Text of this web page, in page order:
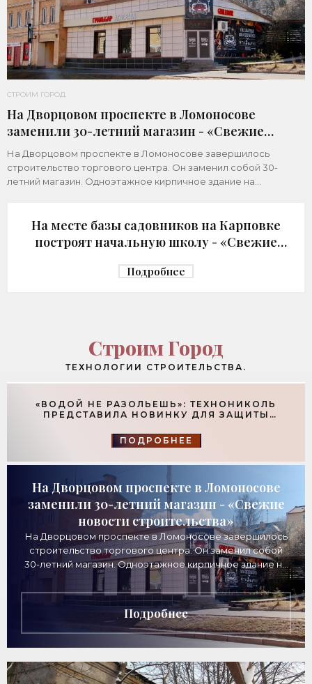
СТРОИМ ГОРОД
На Дворцовом проспекте в Ломоносове
заменили 30-летний магазин - «Свежие
новости строительства»
На Дворцовом проспекте в Ломоносове завершилось
строительство торгового центра. Он заменил собой 30-
летний магазин. Одноэтажное кирпичное здание на
На месте базы садовников на Карповке
построят начальную школу - «Свежие
Подробнее
Строим Город
ТЕХНОЛОГИИ СТРОИТЕЛЬСТВА.
«ВОДОЙ НЕ РАЗОЛЬЕШЬ»: ТЕХНОНИКОЛЬ
ПРЕДСТАВИЛА НОВИНКУ ДЛЯ ЗАЩИТЫ
СТРОИТЕЛЬСТВА»
ПОДРОБНЕЕ
На Дворцовом проспекте в Ломоносове
заменили 30-летний магазин - «Свежие
новости строительства»
На Дворцовом проспекте в Ломоносове завершилось
строительство торгового центра. Он заменил собой
30-летний магазин. Одноэтажное кирпичное здание на
Дворцовом проспекте, 16а, было построено
Подробнее